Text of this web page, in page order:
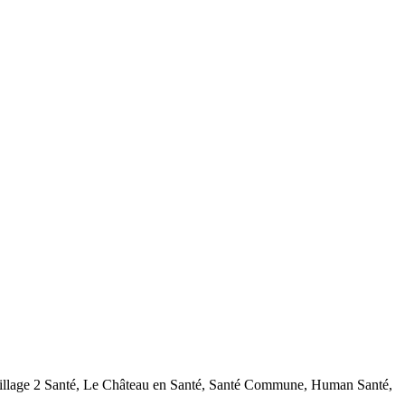
2 Santé, Le Château en Santé, Santé Commune, Human Santé,